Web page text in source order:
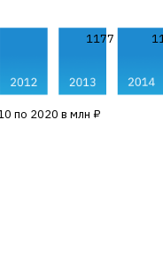
1177
по 2020 в млн ₽